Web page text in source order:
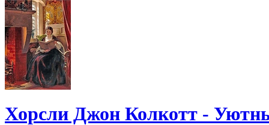
Хорсли Джон Колкотт -